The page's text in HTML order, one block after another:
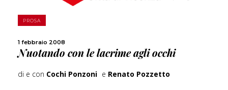
PROSA
1 febbraio 2008
Nuotando con le lacrime agli occhi
di e con Cochi Ponzoni e Renato Pozzetto